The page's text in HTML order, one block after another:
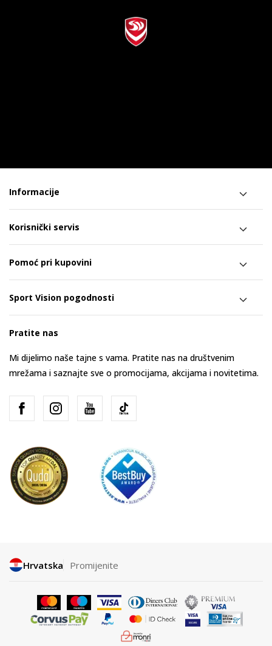
Informacije
Korisnički servis
Pomoć pri kupovini
Sport Vision pogodnosti
Pratite nas
Mi dijelimo naše tajne s vama. Pratite nas na društvenim
mrežama i saznajte sve o promocijama, akcijama i novitetima.
Hrvatska Promijenite